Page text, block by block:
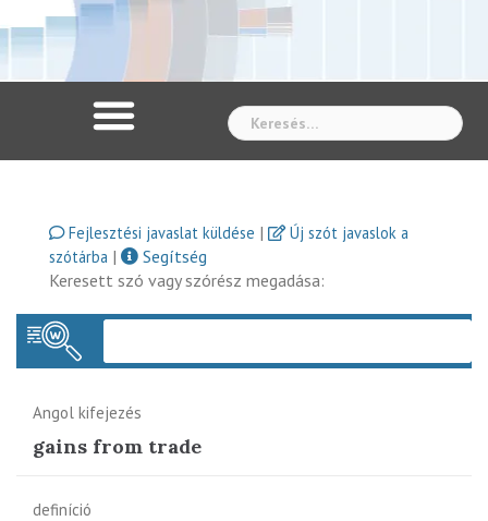
Fejlesztési javaslat küldése |
Új szót javaslok a
szótárba |
Segítség
Keresett szó vagy szórész megadása:
Angol kifejezés
gains from trade
definíció